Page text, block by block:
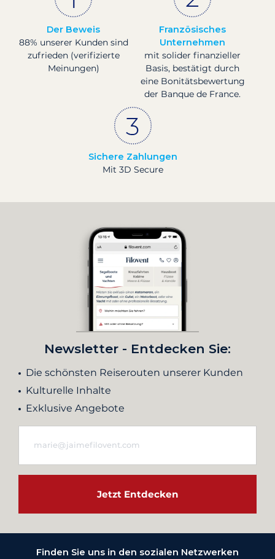
Der Beweis
88% unserer Kunden sind
zufrieden (verifizierte
Meinungen)
Französisches
Unternehmen
mit solider finanzieller
Basis, bestätigt durch
eine Bonitätsbewertung
der Banque de France.
Sichere Zahlungen
Mit 3D Secure
Newsletter - Entdecken Sie:
Die schönsten Reiserouten unserer Kunden
Kulturelle Inhalte
Exklusive Angebote
Jetzt Entdecken
Finden Sie uns in den sozialen Netzwerken